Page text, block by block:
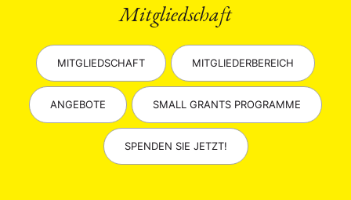
Mitgliedschaft
MITGLIEDSCHAFT MITGLIEDERBEREICH
ANGEBOTE SMALL GRANTS PROGRAMME
SPENDEN SIE JETZT!